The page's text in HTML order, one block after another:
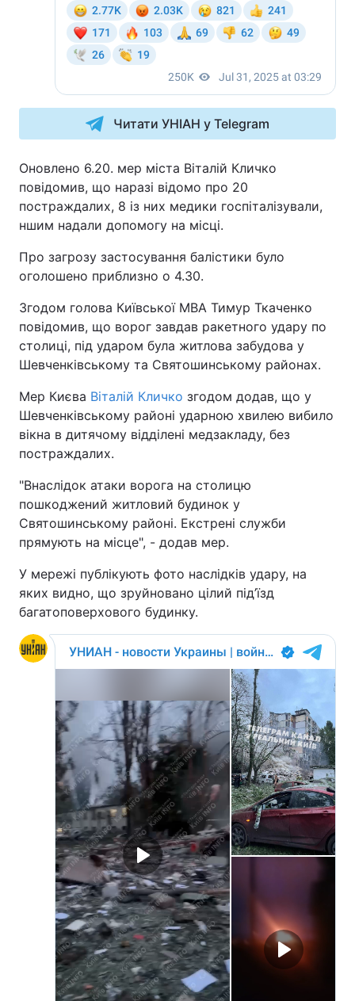
Читати УНІАН у Telegram
Оновлено 6.20. мер міста Віталій Кличко
повідомив, що наразі відомо про 20
постраждалих, 8 із них медики госпіталізували,
ншим надали допомогу на місці.
Про загрозу застосування балістики було
оголошено приблизно о 4.30.
Згодом голова Київської МВА Тимур Ткаченко
повідомив, що ворог завдав ракетного удару по
столиці, під ударом була житлова забудова у
Шевченківському та Святошинському районах.
Мер Києва Віталій Кличко згодом додав, що у
Шевченківському районі ударною хвилею вибило
вікна в дитячому відділені медзакладу, без
постраждалих.
"Внаслідок атаки ворога на столицю
пошкоджений житловий будинок у
Святошинському районі. Екстрені служби
прямують на місце", - додав мер.
У мережі публікують фото наслідків удару, на
яких видно, що зруйновано цілий під’їзд
багатоповерхового будинку.